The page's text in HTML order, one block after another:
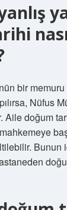
bir memuru
Nüfus
Aile doğum
Bunun